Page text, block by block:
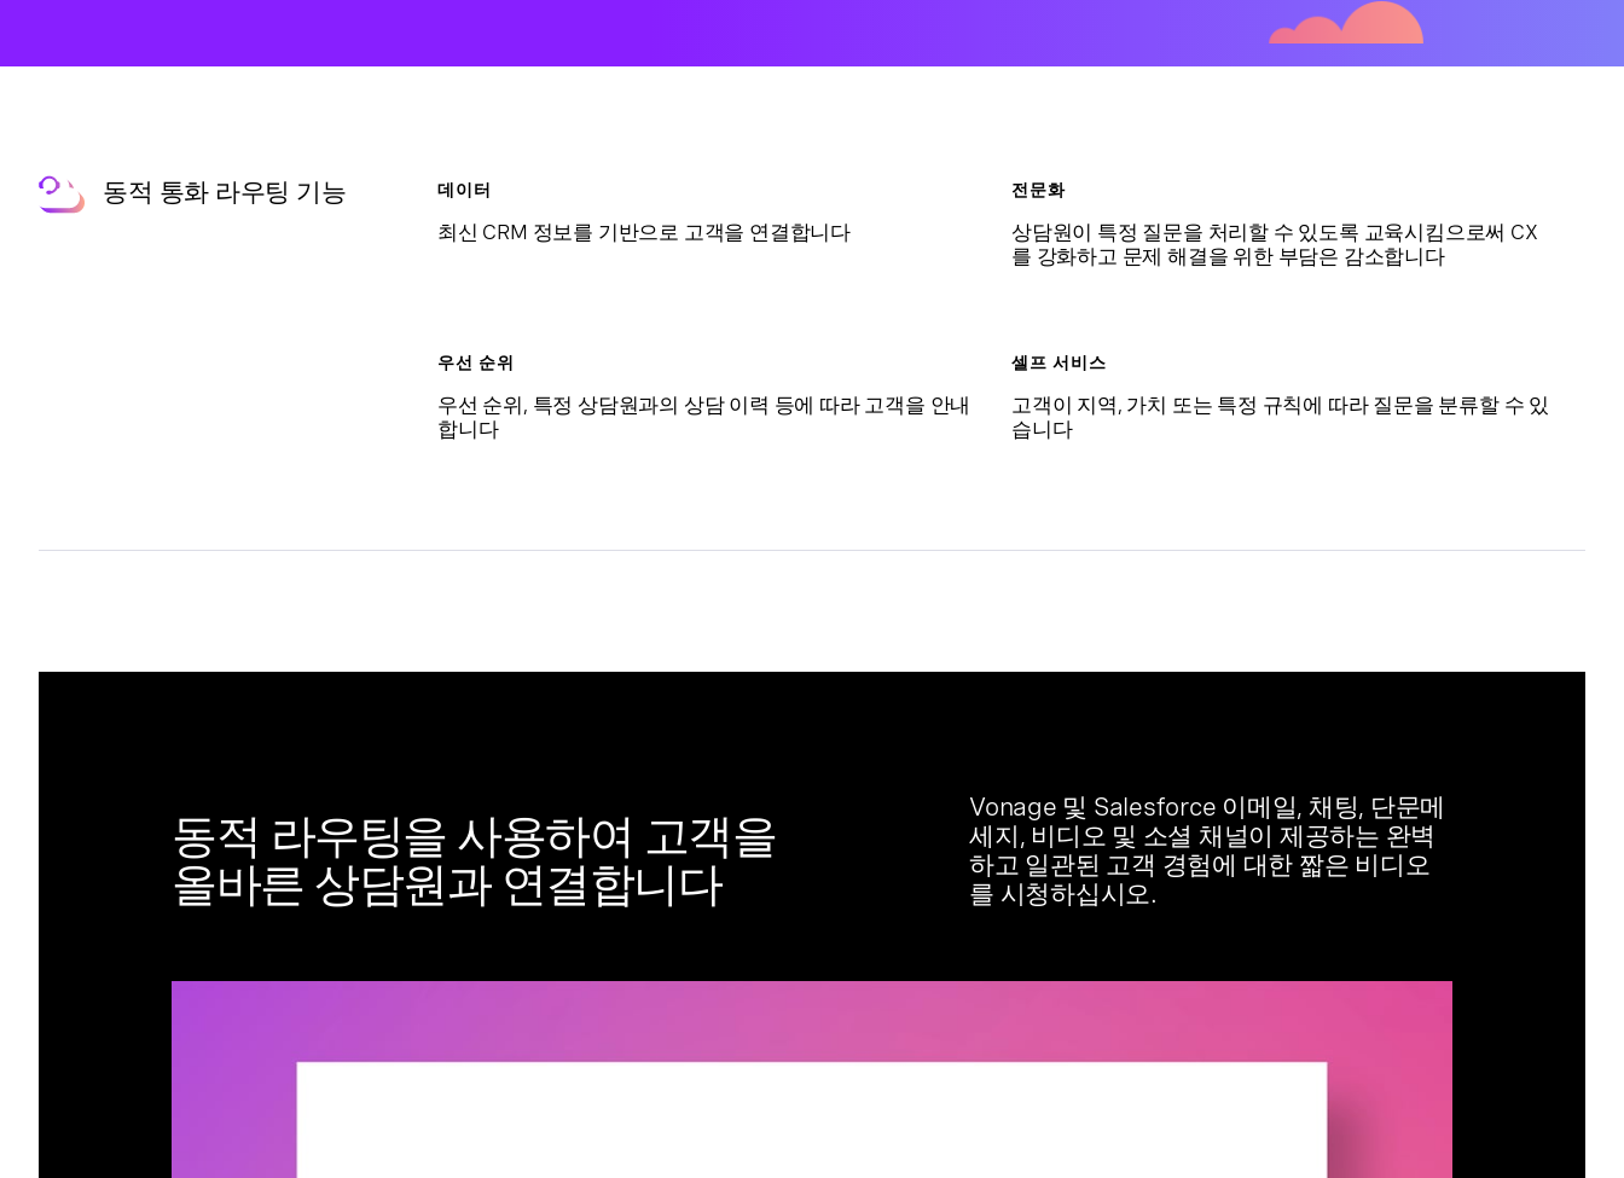
동적 통화 라우팅 기능 데이터
최신 CRM 정보를 기반으로 고객을 연결합니다
전문화
상담원이 특정 질문을 처리할 수 있도록 교육시킴으로써 CX
를 강화하고 문제 해결을 위한 부담은 감소합니다
우선 순위
우선 순위, 특정 상담원과의 상담 이력 등에 따라 고객을 안내
합니다
셀프 서비스
고객이 지역, 가치 또는 특정 규칙에 따라 질문을 분류할 수 있
습니다
동적 라우팅을 사용하여 고객을
올바른 상담원과 연결합니다
Vonage 및 Salesforce 이메일, 채팅, 단문메
세지, 비디오 및 소셜 채널이 제공하는 완벽
하고 일관된 고객 경험에 대한 짧은 비디오
를 시청하십시오.